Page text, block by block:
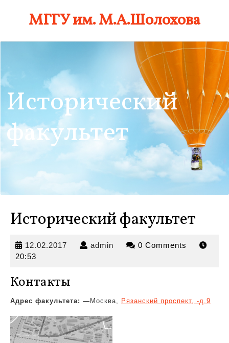
МГГУ им. М.А.Шолохова
Исторический
факультет
Исторический факультет
12.02.2017 12.02.2017
admin admin 0 Comments
20:53
Контакты
Адрес факультета: — Москва, Рязанский проспект, -д.9